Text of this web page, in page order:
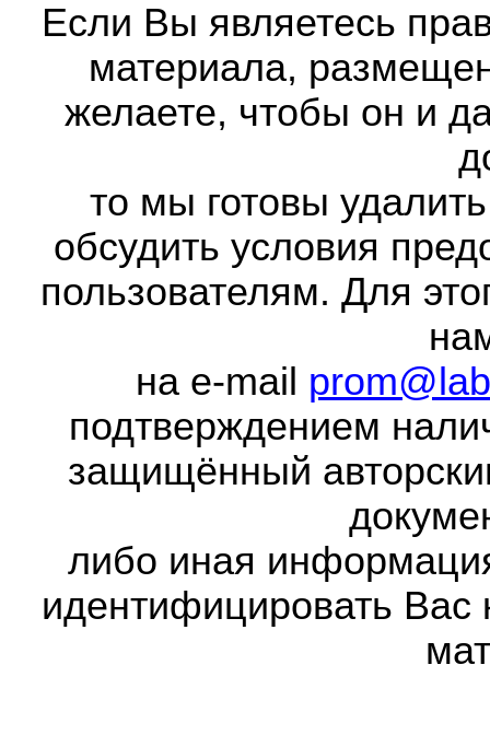
Если Вы являетесь
материала,
желаете, чтобы он и
то мы готовы
обсудить условия
пользователям. Для
на e-mail
подтверждением
защищённый
либо иная
идентифицировать Вас